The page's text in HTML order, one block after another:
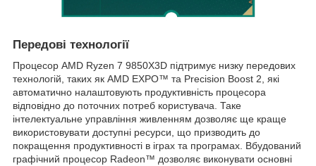
Передові технології
Процесор AMD Ryzen 7 9850X3D підтримує низку передових
технологій, таких як AMD EXPO™ та Precision Boost 2, які
автоматично налаштовують продуктивність процесора
відповідно до поточних потреб користувача. Таке
інтелектуальне управління живленням дозволяє ще краще
використовувати доступні ресурси, що призводить до
покращення продуктивності в іграх та програмах. Вбудований
графічний процесор Radeon™ дозволяє виконувати основні